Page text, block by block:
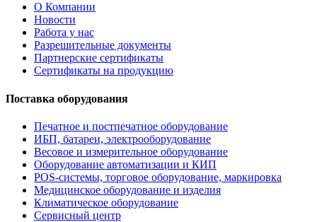
О Компании
Новости
Работа у нас
Разрешительные документы
Партнерские сертификаты
Сертификаты на продукцию
Поставка оборудования
Печатное и постпечатное оборудование
ИБП, батареи, электрооборудование
Весовое и измерительное оборудование
Оборудование автоматизации и КИП
POS-системы, торговое оборудование, маркировка
Медицинское оборудование и изделия
Климатическое оборудование
Сервисный центр